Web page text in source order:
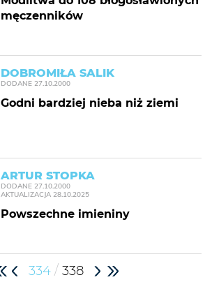
męczenników
DOBROMIŁA SALIK
DODANE 27.10.2000
Godni bardziej nieba niż ziemi
ARTUR STOPKA
DODANE 27.10.2000
AKTUALIZACJA 28.10.2025
Powszechne imieniny
334 / 338